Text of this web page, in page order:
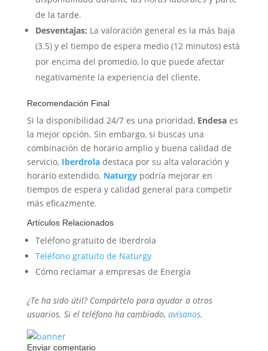
de la tarde.
Desventajas: La valoración general es la más baja
(3.5) y el tiempo de espera medio (12 minutos) está
por encima del promedio, lo que puede afectar
negativamente la experiencia del cliente.
Recomendación Final
Si la disponibilidad 24/7 es una prioridad, Endesaes
la mejor opción. Sin embargo, si buscas una
combinación de horario amplio y buena calidad de
servicio, Iberdroladestaca por su alta valoración y
horario extendido. Naturgypodría mejorar en
tiempos de espera y calidad general para competir
más eficazmente.
Artículos Relacionados
Teléfono gratuito de Iberdrola
Teléfono gratuito de Naturgy
Cómo reclamar a empresas de Energía
¿Te ha sido útil? Compártelo para ayudar a otros
usuarios. Si el teléfono ha cambiado, avísanos.
Enviar comentario